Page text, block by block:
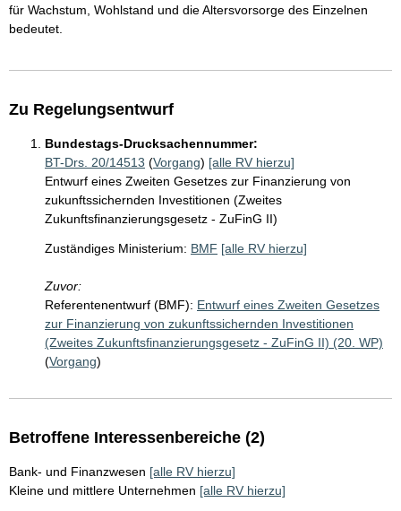
für Wachstum, Wohlstand und die Altersvorsorge des Einzelnen
bedeutet.
Zu Regelungsentwurf
Bundestags-Drucksachennummer:
BT-Drs. 20/14513 (Vorgang) [alle RV hierzu]
Entwurf eines Zweiten Gesetzes zur Finanzierung von
zukunftssichernden Investitionen (Zweites
Zukunftsfinanzierungsgesetz - ZuFinG II)
Zuständiges Ministerium: BMF [alle RV hierzu]
Zuvor:
Referentenentwurf (BMF): Entwurf eines Zweiten Gesetzes
zur Finanzierung von zukunftssichernden Investitionen
(Zweites Zukunftsfinanzierungsgesetz - ZuFinG II) (20. WP)
(Vorgang)
Betroffene Interessenbereiche (2)
Bank- und Finanzwesen [alle RV hierzu]
Kleine und mittlere Unternehmen [alle RV hierzu]